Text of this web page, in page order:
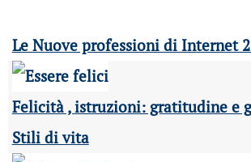
Le Nuove professioni di Internet
Felicità , istruzioni: gratitudine e
Stili di vita